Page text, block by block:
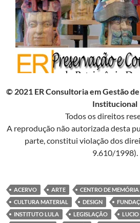
© 2021 ER Consultoria em Gestão
Institucional
Todos os direitos
A reprodução não autorizada desta
parte, constitui violação dos
9.610/1998).
ACERVO ARTE CENTRO DE MEMÓRIA
CULTURA MATERIAL
DESIGN
INSTITUTO LULA
LEGISLAÇÃO LUCIO